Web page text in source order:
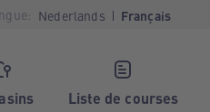
Nederlands Français
Liste de courses